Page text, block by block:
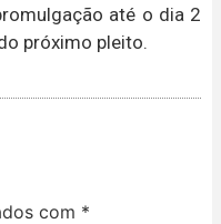
até o dia 2
próximo pleito.
com *